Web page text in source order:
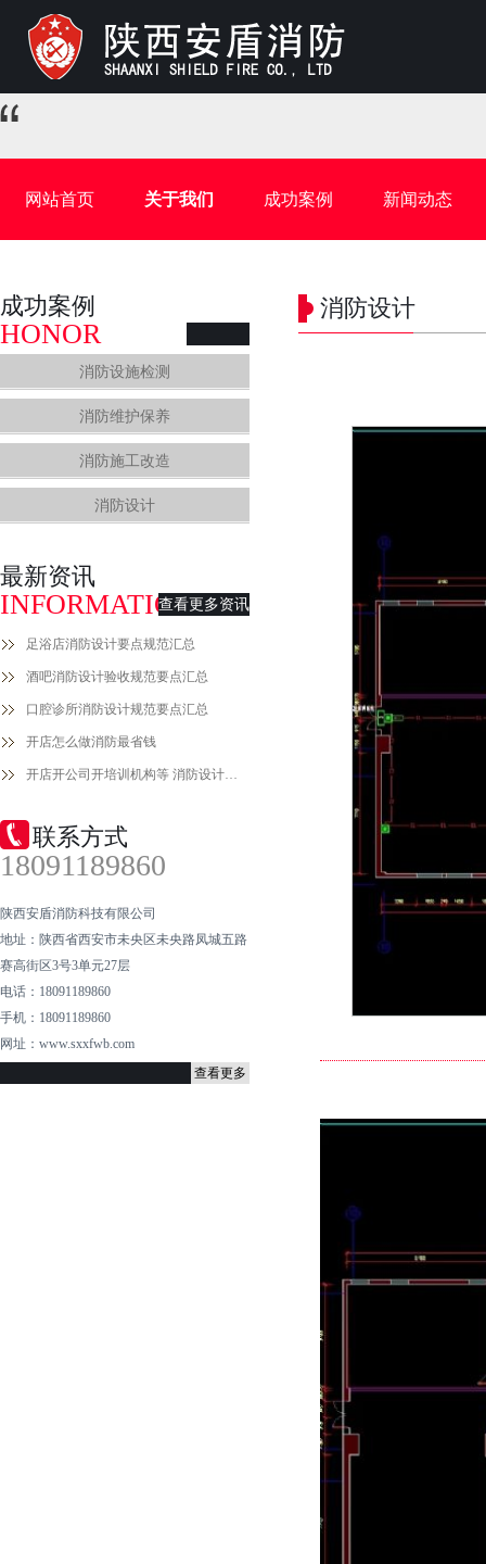
网站首页 关于我们 成功案例 新闻动态
成功案例
HONOR
消防设施检测
消防维护保养
消防施工改造
消防设计
最新资讯
INFORMATION查看更多资讯
足浴店消防设计要点规范汇总
酒吧消防设计验收规范要点汇总
口腔诊所消防设计规范要点汇总
开店怎么做消防最省钱
开店开公司开培训机构等 消防设计备案手续流程
联系方式
18091189860
陕西安盾消防科技有限公司
地址：陕西省西安市未央区未央路凤城五路
赛高街区3号3单元27层
电话：18091189860
手机：18091189860
网址：www.sxxfwb.com
查看更多
消防设计